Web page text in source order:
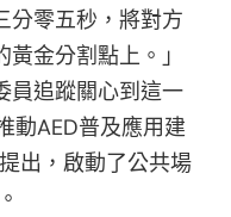
分零五秒，將對方
金分割點上。」
員追蹤關心到這一
動AED普及應用建
出，啟動了公共場